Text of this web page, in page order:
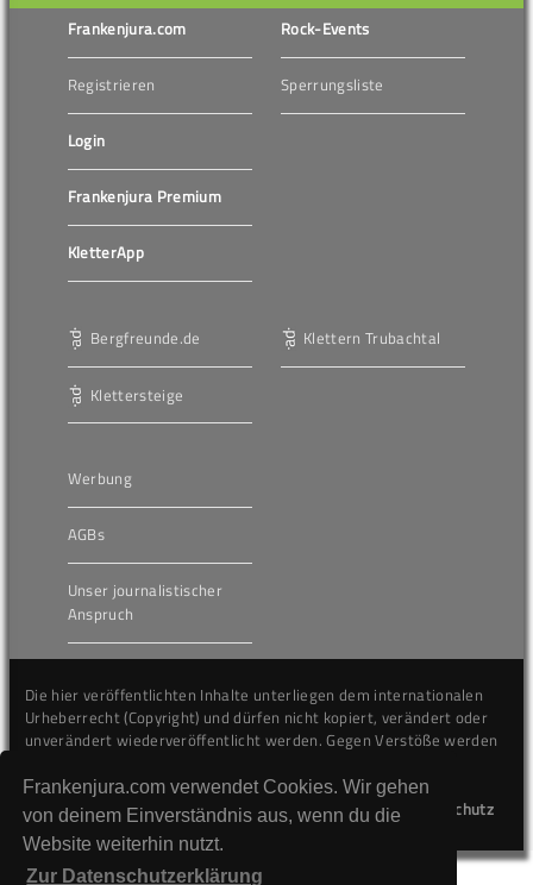
Frankenjura.com verwendet Cookies. Wir gehen
von deinem Einverständnis aus, wenn du die
Website weiterhin nutzt.
Zur Datenschutzerklärung
Frankenjura.com
Registrieren
Login
Frankenjura Premium
KletterApp
Rock-Events
Sperrungsliste
Bergfreunde.de
Klettersteige
Klettern Trubachtal
Werbung
AGBs
Unser journalistischer
Anspruch
Die hier veröffentlichten Inhalte unterliegen dem internationalen
Urheberrecht (Copyright) und dürfen nicht kopiert, verändert oder
unverändert wiederveröffentlicht werden. Gegen Verstöße werden
Kontakt
Impressum Datenschutz